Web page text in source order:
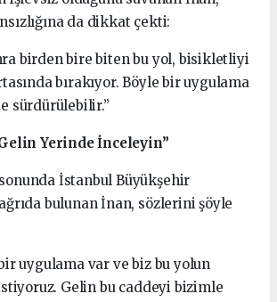
da dikkat çekti:
birden bire biten bu yol, bisikletliyi
bırakıyor. Böyle bir uygulama
sürdürülebilir.”
Yerinde İnceleyin”
sonunda İstanbul Büyükşehir
bulunan İnan, sözlerini şöyle
uygulama var ve biz bu yolun
istiyoruz. Gelin bu caddeyi bizimle